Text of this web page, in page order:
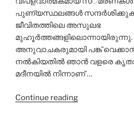
പുണ്യസ്ഥലങ്ങള്‍ സന്ദര്‍ശിക്കുക
ജീവിതത്തിലെ അസുലഭ
അനുവാചകരുമായി പങ്ക്
നല്‍കിയതില്‍ ഞാന്‍ വളരെ
മദീനയില്‍ നിന്നാണ് …
Continue reading“എന്റെ